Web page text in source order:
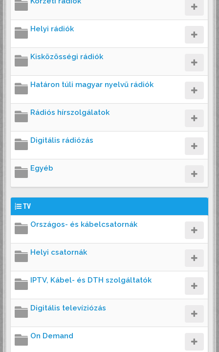
Helyi rádiók
Kisközösségi rádiók
Határon túli magyar nyelvű rádiók
Rádiós hírszolgálatok
Digitális rádiózás
Egyéb
TV
Országos- és kábelcsatornák
Helyi csatornák
IPTV, Kábel- és DTH szolgáltatók
Digitális televíziózás
On Demand